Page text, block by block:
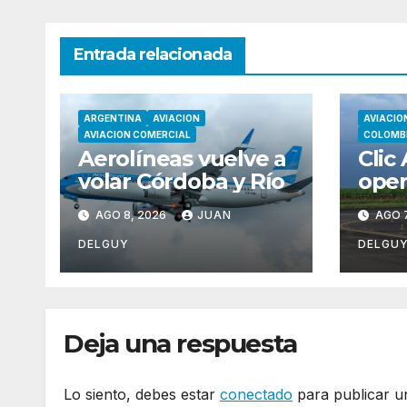
Entrada relacionada
ARGENTINA
AVIACION
AVIACION COMERCIAL
Aerolíneas vuelve a
volar Córdoba y Río
AGO 8, 2026 JUAN
DELGUY
Clic
AGO
DELGUY
Deja una respuesta
Lo siento, debes estar conectado para publicar